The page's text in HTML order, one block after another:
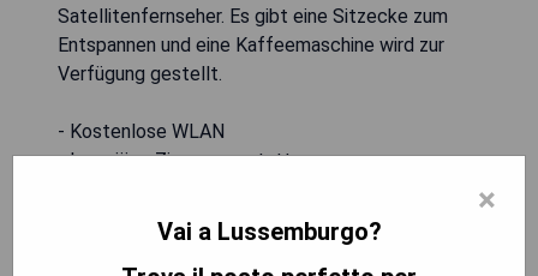
Satellitenfernseher. Es gibt eine Sitzecke zum
Entspannen und eine Kaffeemaschine wird zur
Verfügung gestellt.
- Kostenlose WLAN
- Luxuriöse Zimmerausstattung
- Fitnesscenter
- Moderner Flachbildfernseher
×
Vai a Lussemburgo?